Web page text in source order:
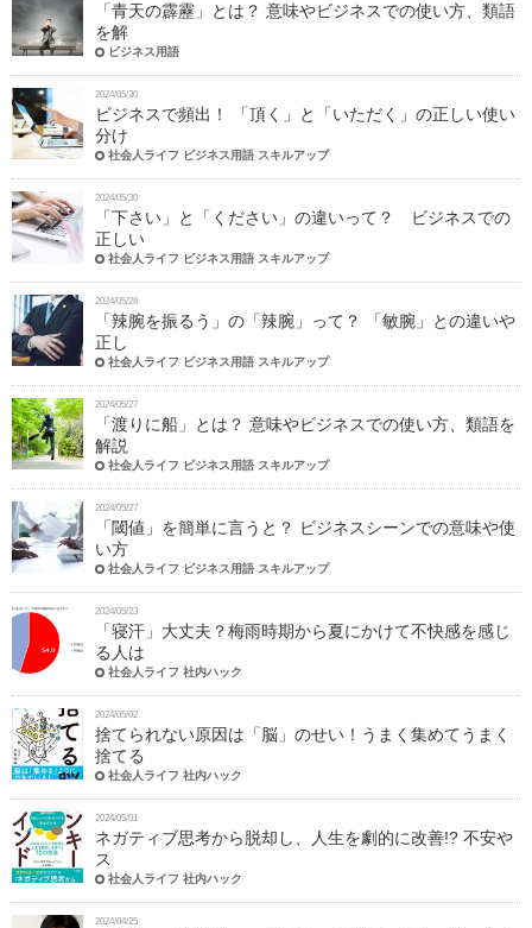
「青天の霹靂」とは？ 意味やビジネスでの使い方、類語
を解
ビジネス用語
2024/05/30
ビジネスで頻出！ 「頂く」と「いただく」の正しい使い
分け
社会人ライフ ビジネス用語 スキルアップ
2024/05/30
「下さい」と「ください」の違いって？ ビジネスでの
正しい
社会人ライフ ビジネス用語 スキルアップ
2024/05/28
「辣腕を振るう」の「辣腕」って？ 「敏腕」との違いや
正し
社会人ライフ ビジネス用語 スキルアップ
2024/05/27
「渡りに船」とは？ 意味やビジネスでの使い方、類語を
解説
社会人ライフ ビジネス用語 スキルアップ
2024/05/27
「閾値」を簡単に言うと？ ビジネスシーンでの意味や使
い方
社会人ライフ ビジネス用語 スキルアップ
2024/05/23
「寝汗」大丈夫？梅雨時期から夏にかけて不快感を感じ
る人は
社会人ライフ 社内ハック
2024/05/02
捨てられない原因は「脳」のせい！うまく集めてうまく
捨てる
社会人ライフ 社内ハック
2024/05/01
ネガティブ思考から脱却し、人生を劇的に改善!? 不安や
ス
社会人ライフ 社内ハック
2024/04/25